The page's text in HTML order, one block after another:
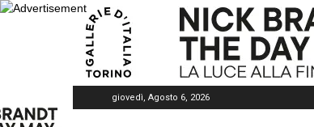
giovedì, Agosto 6, 2026